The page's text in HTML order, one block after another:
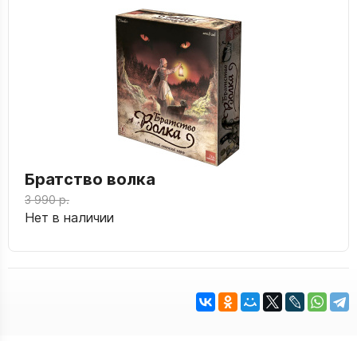
Братство волка
3 990 р.
Нет в наличии